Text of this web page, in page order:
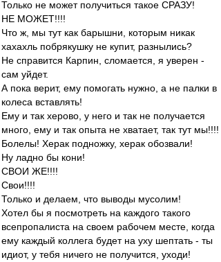
Только не может получиться такое СРАЗУ!
НЕ МОЖЕТ!!!!
Что ж, мы тут как барышни, которым никак
хахахль побрякушку не купит, разнылись?
Не справится Карпин, сломается, я уверен -
сам уйдет.
А пока верит, ему помогать нужно, а не палки в
колеса вставлять!
Ему и так херово, у него и так не получается
много, ему и так опыта не хватает, так тут мы!!!!
Болелы! Херак подножку, херак обозвали!
Ну ладно бы кони!
СВОИ ЖЕ!!!!
Свои!!!!
Только и делаем, что выводы мусолим!
Хотел бы я посмотреть на каждого такого
всепропалиста на своем рабочем месте, когда
ему каждый коллега будет на уху шептать - ты
идиот, у тебя ничего не получится, уходи!